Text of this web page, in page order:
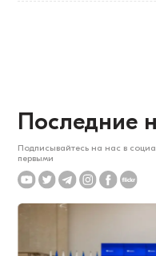
Последние
Подписывайтесь на нас в
первыми